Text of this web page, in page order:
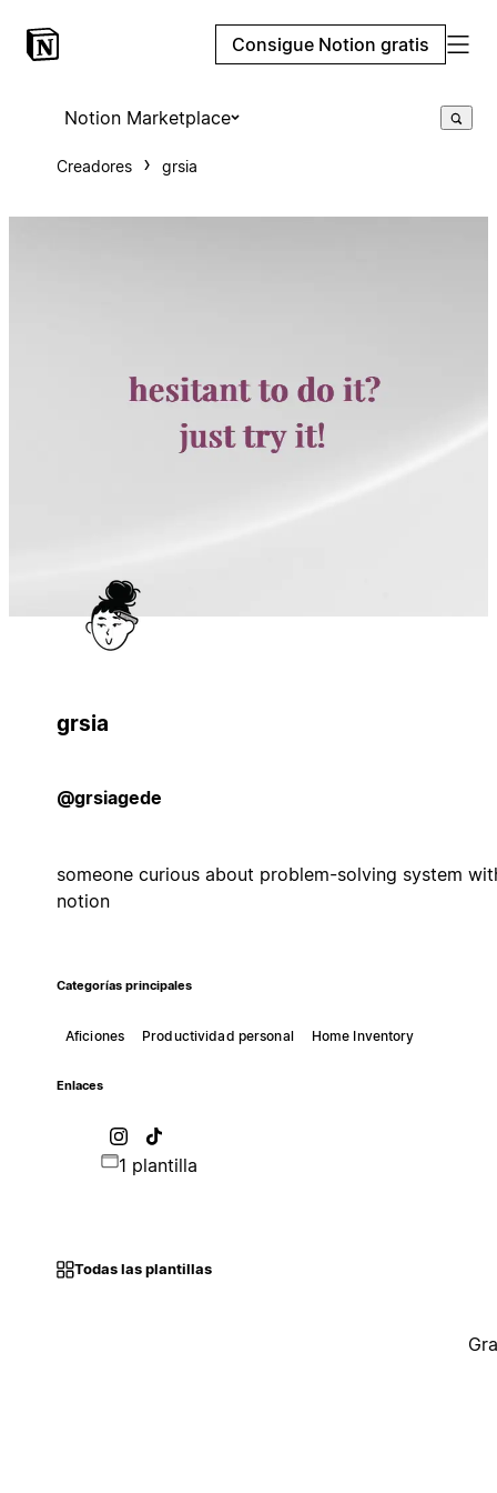
Consigue Notion gratis
Notion Marketplace
Creadores grsia
grsia
@grsiagede
someone curious about problem-solving system
notion
Categorías principales
Aficiones Productividad personal Home Inventory
Enlaces
1 plantilla
Todas las plantillas